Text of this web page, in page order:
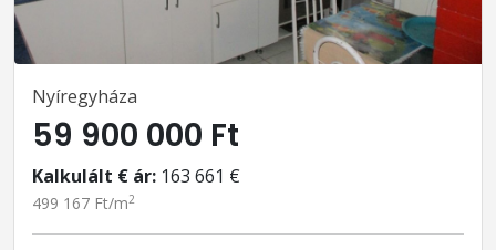
Nyíregyháza
59 900 000 Ft
Kalkulált € ár: 163 661 €
499 167 Ft/m2